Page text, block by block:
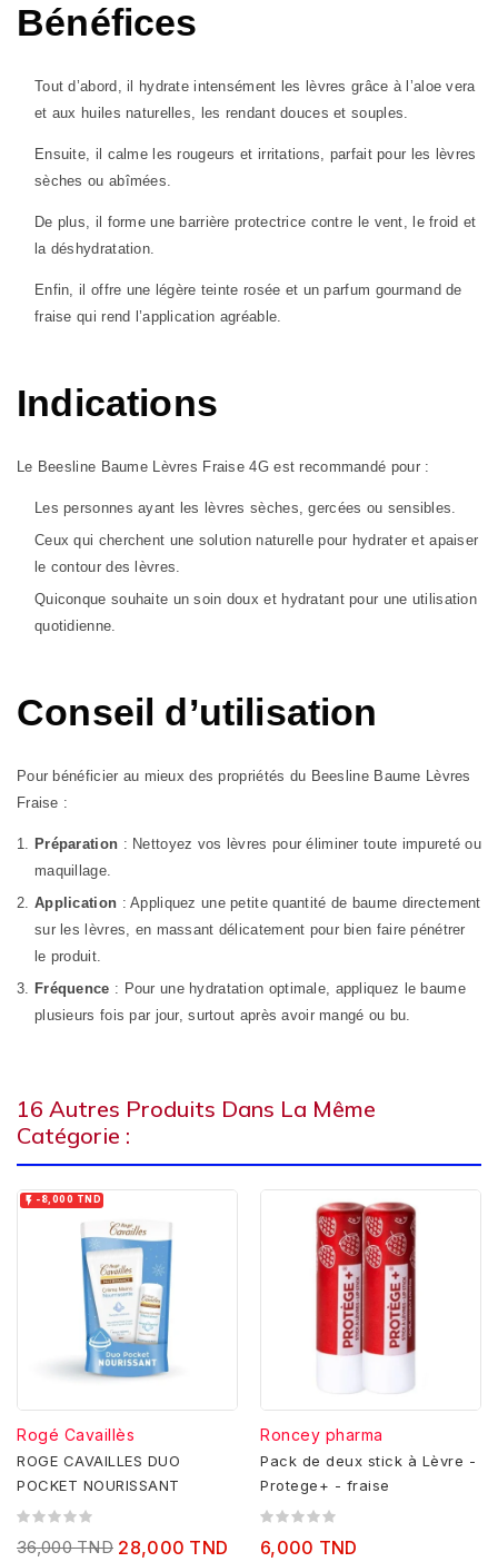
Bénéfices
Tout d’abord, il hydrate intensément les lèvres grâce à l’aloe vera
et aux huiles naturelles, les rendant douces et souples.
Ensuite, il calme les rougeurs et irritations, parfait pour les lèvres
sèches ou abîmées.
De plus, il forme une barrière protectrice contre le vent, le froid et
la déshydratation.
Enfin, il offre une légère teinte rosée et un parfum gourmand de
fraise qui rend l’application agréable.
Indications
Le Beesline Baume Lèvres Fraise 4G est recommandé pour :
Les personnes ayant les lèvres sèches, gercées ou sensibles.
Ceux qui cherchent une solution naturelle pour hydrater et apaiser
le contour des lèvres.
Quiconque souhaite un soin doux et hydratant pour une utilisation
quotidienne.
Conseil d’utilisation
Pour bénéficier au mieux des propriétés du Beesline Baume Lèvres
Fraise :
Préparation : Nettoyez vos lèvres pour éliminer toute impureté ou
maquillage.
Application : Appliquez une petite quantité de baume directement
sur les lèvres, en massant délicatement pour bien faire pénétrer
le produit.
Fréquence : Pour une hydratation optimale, appliquez le baume
plusieurs fois par jour, surtout après avoir mangé ou bu.
16 Autres Produits Dans La Même
Catégorie :
 -8,000 TND
Rogé Cavaillès
ROGE CAVAILLES DUO
POCKET NOURISSANT
36,000 TND 28,000 TND
Roncey pharma
Pack de deux stick à Lèvre -
Protege+ - fraise
6,000 TND